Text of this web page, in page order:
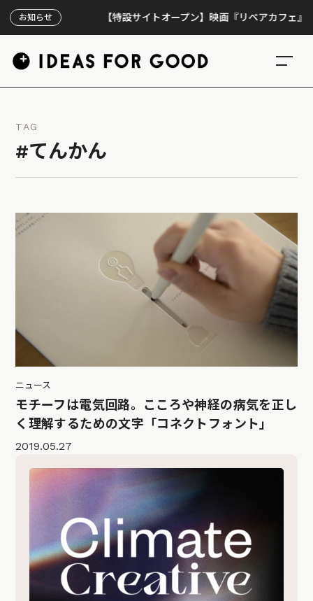
お知らせ 【特設サイトオープン】映画『リペアカフェ』、上
TAG
#てんかん
ニュース
モチーフは電気回路。こころや神経の病気を正し
く理解するための文字「コネクトフォント」
2019.05.27